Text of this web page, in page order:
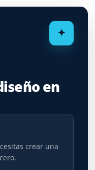
✦
en
crear una